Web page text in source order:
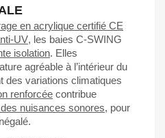
en acrylique certifié CE
UV, les baies C-SWING
isolation. Elles
agréable à l’intérieur du
des variations climatiques
renforcée contribue
nuisances sonores, pour